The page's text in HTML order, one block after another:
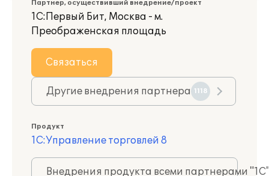
Партнер, осуществивший внедрение/проект
1С:Первый Бит, Москва - м.
Преображенская площадь
Связаться
Другие внедрения партнера 1118
Продукт
1С:Управление торговлей 8
Внедрения продукта всеми партнерами